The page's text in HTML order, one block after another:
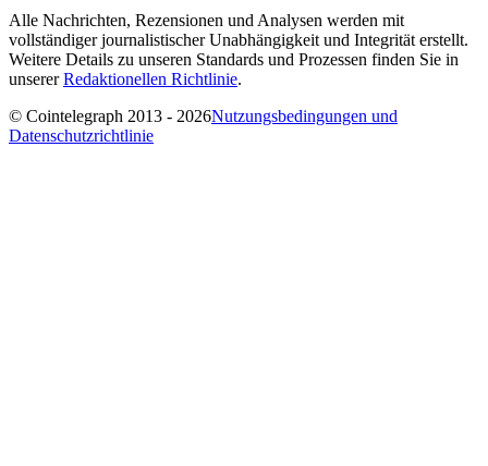
Alle Nachrichten, Rezensionen und Analysen werden mit
vollständiger journalistischer Unabhängigkeit und Integrität erstellt.
Weitere Details zu unseren Standards und Prozessen finden Sie in
unsererRedaktionellen Richtlinie.
© Cointelegraph 2013 - 2026Nutzungsbedingungen und
Datenschutzrichtlinie